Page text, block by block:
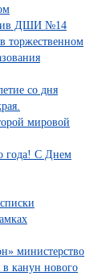
ДШИ №14
торжественном
со дня
мировой
года! С Днем
министерство
в канун нового